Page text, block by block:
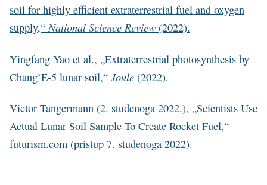
soil for highly efficient extraterrestrial fuel and oxygen
supply,“National Science Review (2022).
Yingfang Yao et al., „Extraterrestrial photosynthesis by
Chang’E-5 lunar soil,“ Joule (2022).
Victor Tangermann (2. studenoga 2022.), „Scientists Use
Actual Lunar Soil Sample To Create Rocket Fuel,“
futurism.com (pristup 7. studenoga 2022).